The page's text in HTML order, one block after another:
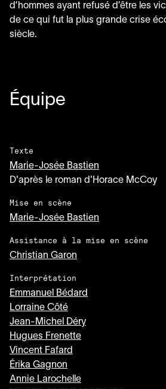
d’hommes ayant refusé d’être les
de ce qui fut la plus grande crise
siècle.
Équipe
Texte
Marie-Josée Bastien
D'après le roman d'Horace McCoy
Mise en scène
Marie-Josée Bastien
Assistance à la mise en scène
Christian Garon
Interprétation
Emmanuel Bédard
Lorraine Côté
Jean-Michel Déry
Hugues Frenette
Vincent Fafard
Érika Gagnon
Annie Larochelle